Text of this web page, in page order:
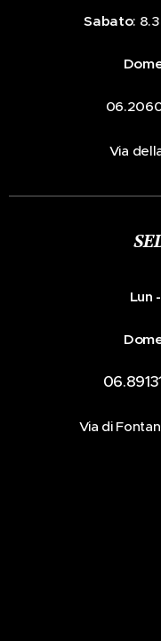
Sabato:
☎️
📍Via
Lun
☎️
📍Via di